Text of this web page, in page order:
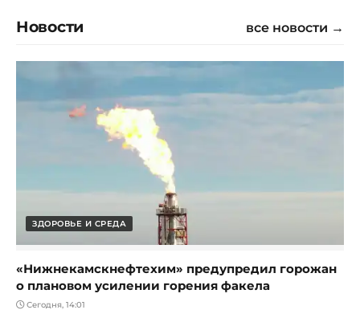
Новости все новости →
ЗДОРОВЬЕ И СРЕДА
«Нижнекамскнефтехим» предупредил горожан
о плановом усилении горения факела
Сегодня, 14:01